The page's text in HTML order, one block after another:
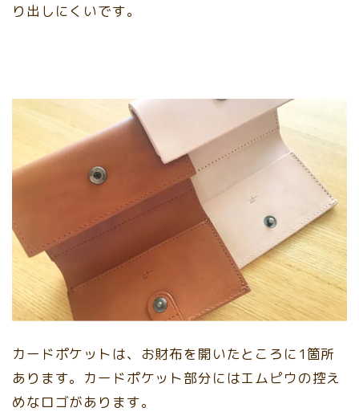
り出しにくいです。
カードポケットは、お財布を開いたところに1箇所
あります。カードポケット部分にはエムピウの控え
めなロゴがあります。